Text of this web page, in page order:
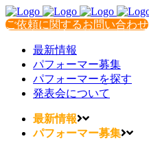
ご依頼に関するお問い合わせ
最新情報
パフォーマー募集
パフォーマーを探す
発表会について
最新情報
パフォーマー募集